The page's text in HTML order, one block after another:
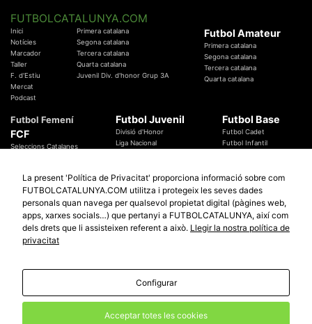
FUTBOLCATALUNYA.COM
Inici
Notícies
Marcador
Taller
F. d'Estiu
Mercat
Podcast
Primera catalana
Segona catalana
Tercera catalana
Quarta catalana
Juvenil Div. d'honor Grup 3A
Futbol Amateur
Primera catalana
Segona catalana
Tercera catalana
Quarta catalana
Futbol Femení
FCF
Seleccions Catalanes
Temes Federatius
Futbol Juvenil
Divisió d'Honor
Liga Nacional
Futbol Base
Futbol Cadet
Futbol Infantil
Futbol Catalunya
Promocions
Sortejos
Participació
Especials
Copa Catalunya Absoluta 2019
Copa del Rei 2019 - 2020
© 2010 - 2026FutbolCatalunya.com
redaccio@futbolcatalunya.com
La present 'Política de Privacitat' proporciona informació sobre com
FUTBOLCATALUNYA.COM utilitza i protegeix les seves dades
personals quan navega per qualsevol propietat digital (pàgines web,
apps, xarxes socials…) que pertanyi a FUTBOLCATALUNYA, així com
dels drets que li assisteixen referent a això. Llegir la nostra política de
privacitat
Configurar
Acceptar totes les cookies